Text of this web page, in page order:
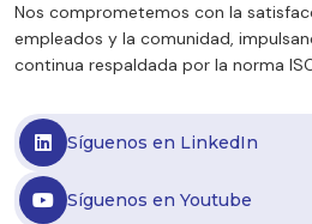
Nos comprometemos con la
empleados y la comunidad,
continua respaldada por la norma
Síguenos en LinkedIn
Síguenos en Youtube